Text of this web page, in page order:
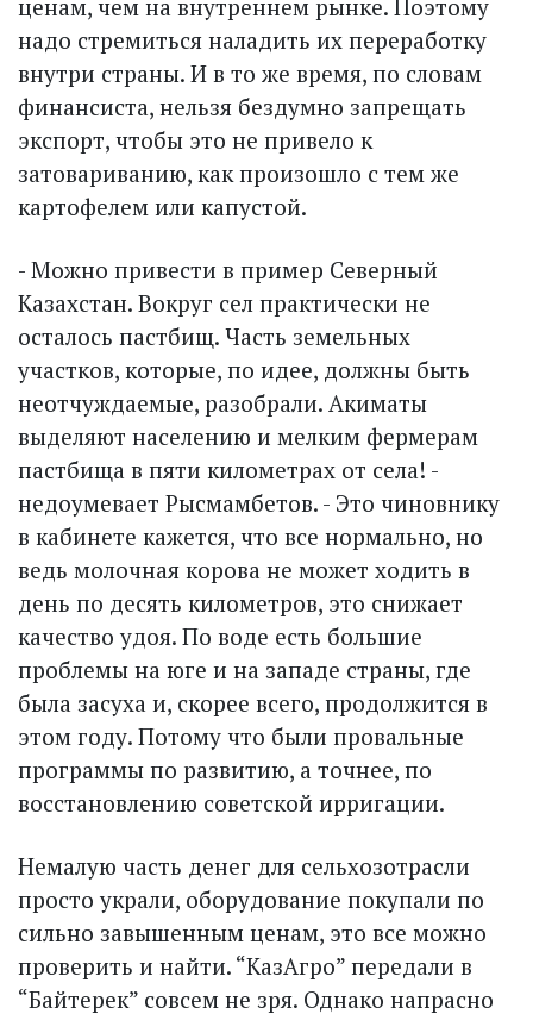
ценам, чем на внутреннем рынке. Поэтому
надо стремиться наладить их переработку
внутри страны. И в то же время, по словам
финансиста, нельзя бездумно запрещать
экспорт, чтобы это не привело к
затовариванию, как произошло с тем же
картофелем или капустой.
- Можно привести в пример Северный
Казахстан. Вокруг сел практически не
осталось пастбищ. Часть земельных
участков, которые, по идее, должны быть
неотчуждаемые, разобрали. Акиматы
выделяют населению и мелким фермерам
пастбища в пяти километрах от села! -
недоумевает Рысмамбетов. - Это чиновнику
в кабинете кажется, что все нормально, но
ведь молочная корова не может ходить в
день по десять километров, это снижает
качество удоя. По воде есть большие
проблемы на юге и на западе страны, где
была засуха и, скорее всего, продолжится в
этом году. Потому что были провальные
программы по развитию, а точнее, по
восстановлению советской ирригации.
Немалую часть денег для сельхозотрасли
просто украли, оборудование покупали по
сильно завышенным ценам, это все можно
проверить и найти. “КазАгро” передали в
“Байтерек” совсем не зря. Однако напрасно